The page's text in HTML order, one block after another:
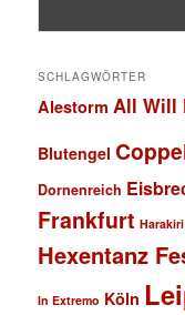
SCHLAGWÖRTER
Alestorm All Will
Blutengel
Dornenreich
Frankfurt
Hexentanz
In Extremo Köln